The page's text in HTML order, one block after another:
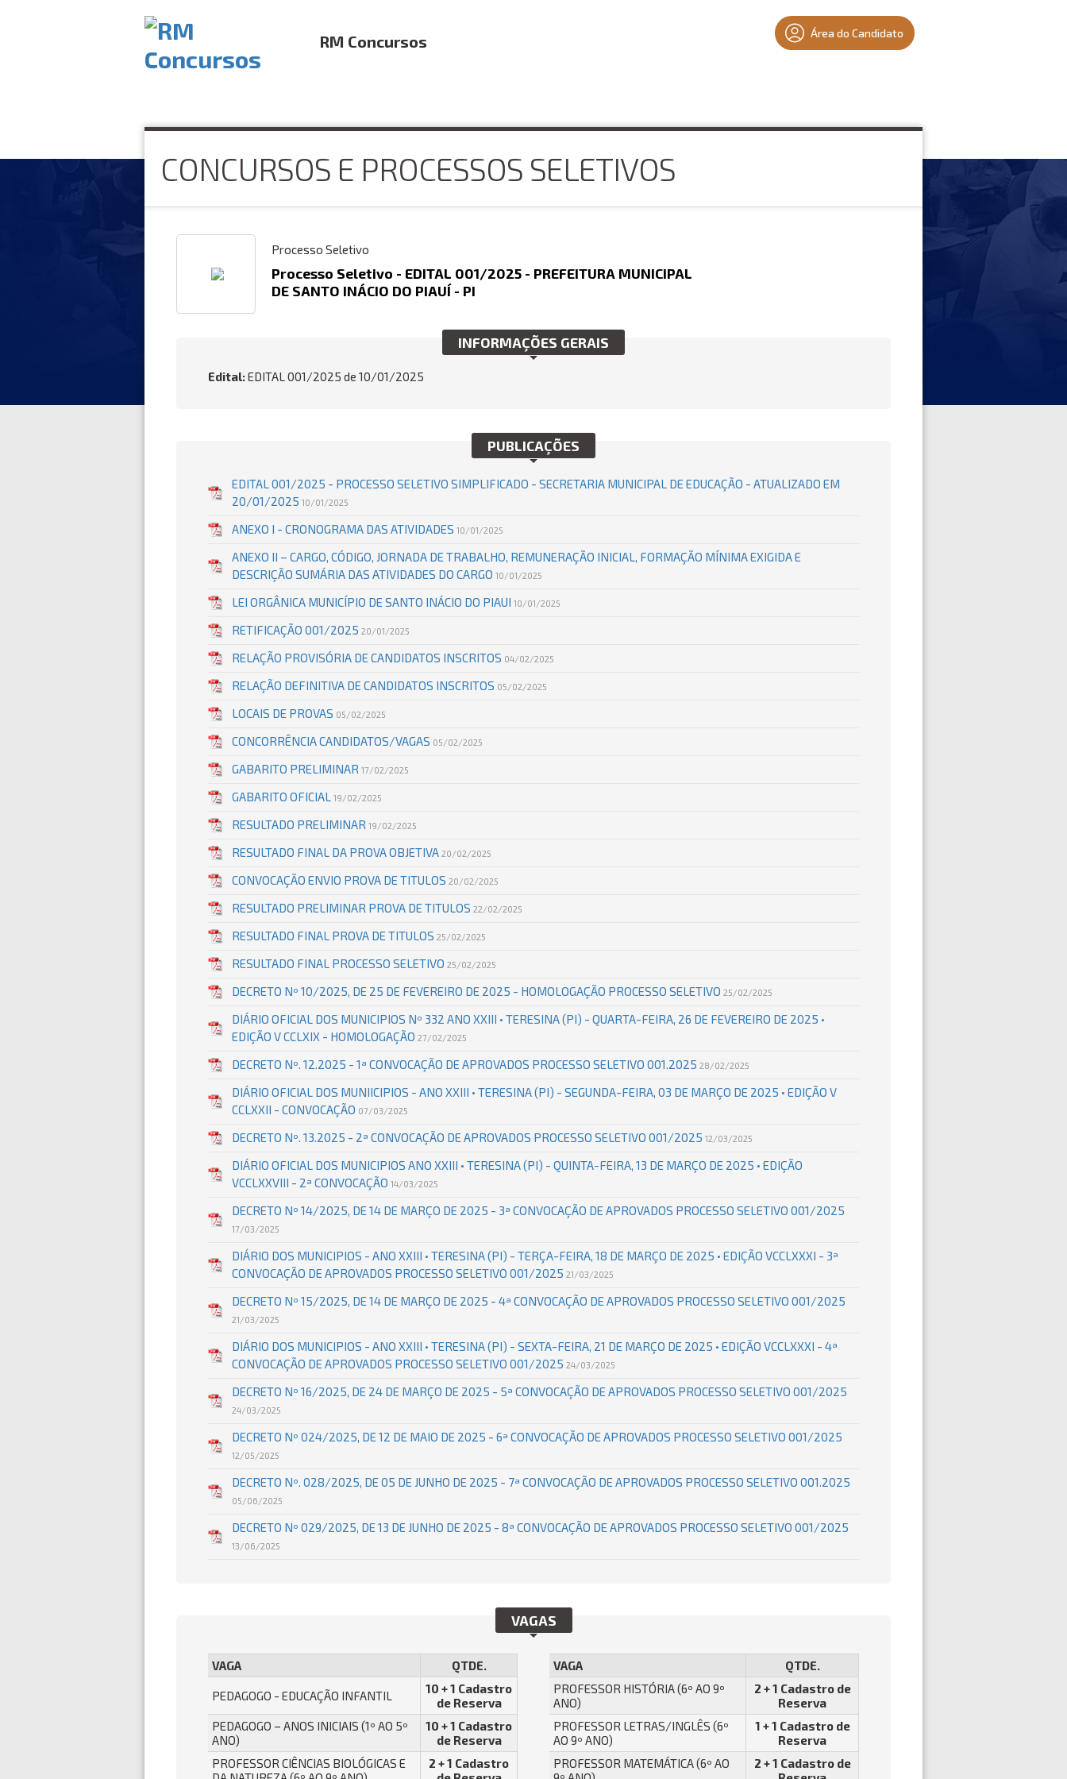
RM Concursos Área do Candidato
CONCURSOS E PROCESSOS SELETIVOS
Processo Seletivo
Processo Seletivo - EDITAL 001/2025 - PREFEITURA MUNICIPAL
DE SANTO INÁCIO DO PIAUÍ - PI
INFORMAÇÕES GERAIS
Edital:EDITAL 001/2025 de 10/01/2025
PUBLICAÇÕES
EDITAL 001/2025 - PROCESSO SELETIVO SIMPLIFICADO - SECRETARIA MUNICIPAL DE EDUCAÇÃO - ATUALIZADO EM
20/01/2025 10/01/2025
ANEXO I - CRONOGRAMA DAS ATIVIDADES 10/01/2025
ANEXO II – CARGO, CÓDIGO, JORNADA DE TRABALHO, REMUNERAÇÃO INICIAL, FORMAÇÃO MÍNIMA EXIGIDA E
DESCRIÇÃO SUMÁRIA DAS ATIVIDADES DO CARGO 10/01/2025
LEI ORGÂNICA MUNICÍPIO DE SANTO INÁCIO DO PIAUI 10/01/2025
RETIFICAÇÃO 001/2025 20/01/2025
RELAÇÃO PROVISÓRIA DE CANDIDATOS INSCRITOS 04/02/2025
RELAÇÃO DEFINITIVA DE CANDIDATOS INSCRITOS 05/02/2025
LOCAIS DE PROVAS 05/02/2025
CONCORRÊNCIA CANDIDATOS/VAGAS 05/02/2025
GABARITO PRELIMINAR 17/02/2025
GABARITO OFICIAL 19/02/2025
RESULTADO PRELIMINAR 19/02/2025
RESULTADO FINAL DA PROVA OBJETIVA 20/02/2025
CONVOCAÇÃO ENVIO PROVA DE TITULOS 20/02/2025
RESULTADO PRELIMINAR PROVA DE TITULOS 22/02/2025
RESULTADO FINAL PROVA DE TITULOS 25/02/2025
RESULTADO FINAL PROCESSO SELETIVO 25/02/2025
DECRETO Nº 10/2025, DE 25 DE FEVEREIRO DE 2025 - HOMOLOGAÇÃO PROCESSO SELETIVO 25/02/2025
DIÁRIO OFICIAL DOS MUNICIPIOS Nº 332 ANO XXIII • TERESINA (PI) - QUARTA-FEIRA, 26 DE FEVEREIRO DE 2025 •
EDIÇÃO V CCLXIX - HOMOLOGAÇÃO 27/02/2025
DECRETO Nº. 12.2025 - 1ª CONVOCAÇÃO DE APROVADOS PROCESSO SELETIVO 001.2025 28/02/2025
DIÁRIO OFICIAL DOS MUNIICIPIOS - ANO XXIII • TERESINA (PI) - SEGUNDA-FEIRA, 03 DE MARÇO DE 2025 • EDIÇÃO V
CCLXXII - CONVOCAÇÃO 07/03/2025
DECRETO Nº. 13.2025 - 2ª CONVOCAÇÃO DE APROVADOS PROCESSO SELETIVO 001/2025 12/03/2025
DIÁRIO OFICIAL DOS MUNICIPIOS ANO XXIII • TERESINA (PI) - QUINTA-FEIRA, 13 DE MARÇO DE 2025 • EDIÇÃO
VCCLXXVIII - 2ª CONVOCAÇÃO 14/03/2025
DECRETO Nº 14/2025, DE 14 DE MARÇO DE 2025 - 3ª CONVOCAÇÃO DE APROVADOS PROCESSO SELETIVO 001/2025
17/03/2025
DIÁRIO DOS MUNICIPIOS - ANO XXIII • TERESINA (PI) - TERÇA-FEIRA, 18 DE MARÇO DE 2025 • EDIÇÃO VCCLXXXI - 3ª
CONVOCAÇÃO DE APROVADOS PROCESSO SELETIVO 001/2025 21/03/2025
DECRETO Nº 15/2025, DE 14 DE MARÇO DE 2025 - 4ª CONVOCAÇÃO DE APROVADOS PROCESSO SELETIVO 001/2025
21/03/2025
DIÁRIO DOS MUNICIPIOS - ANO XXIII • TERESINA (PI) - SEXTA-FEIRA, 21 DE MARÇO DE 2025 • EDIÇÃO VCCLXXXI - 4ª
CONVOCAÇÃO DE APROVADOS PROCESSO SELETIVO 001/2025 24/03/2025
DECRETO Nº 16/2025, DE 24 DE MARÇO DE 2025 - 5ª CONVOCAÇÃO DE APROVADOS PROCESSO SELETIVO 001/2025
24/03/2025
DECRETO Nº 024/2025, DE 12 DE MAIO DE 2025 - 6ª CONVOCAÇÃO DE APROVADOS PROCESSO SELETIVO 001/2025
12/05/2025
DECRETO Nº. 028/2025, DE 05 DE JUNHO DE 2025 - 7ª CONVOCAÇÃO DE APROVADOS PROCESSO SELETIVO 001.2025
05/06/2025
DECRETO Nº 029/2025, DE 13 DE JUNHO DE 2025 - 8ª CONVOCAÇÃO DE APROVADOS PROCESSO SELETIVO 001/2025
13/06/2025
VAGAS
VAGA QTDE.
PEDAGOGO - EDUCAÇÃO INFANTIL
10 + 1 Cadastro
de Reserva
PEDAGOGO – ANOS INICIAIS (1º AO 5º
ANO)
10 + 1 Cadastro
de Reserva
PROFESSOR CIÊNCIAS BIOLÓGICAS E
2 + 1 Cadastro
VAGA
QTDE.
PROFESSOR HISTÓRIA (6º AO 9º
ANO)
2 + 1 Cadastro de
Reserva
PROFESSOR LETRAS/INGLÊS (6º
AO 9º ANO)
1 + 1 Cadastro de
Reserva
PROFESSOR MATEMÁTICA (6º AO
2 + 1 Cadastro de